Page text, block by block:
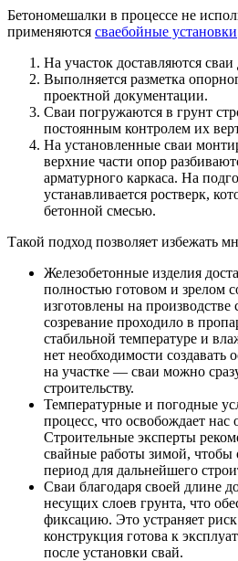
Бетономешалки в процессе не
применяются сваебойные установки
На участок доставляются
Выполняется разметка
проектной документации.
Сваи погружаются в грунт
постоянным контролем их
На установленные сваи
верхние части опор
арматурного каркаса. На
устанавливается ростверк,
бетонной смесью.
Такой подход позволяет избежать
Железобетонные изделия
полностью готовом и зрелом
изготовлены на
созревание проходило в
стабильной температуре и
нет необходимости создавать
на участке — сваи можно
строительству.
Температурные и погодные
процесс, что освобождает
Строительные эксперты
свайные работы зимой, чтобы
период для дальнейшего
Сваи благодаря своей длине
несущих слоев грунта, что
фиксацию. Это устраняет
конструкция готова к
после установки свай.